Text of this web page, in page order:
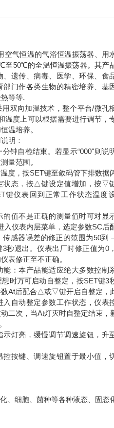
空气恒温的气浴恒温振荡器、用
至50℃的全温恒温振荡器。其产
、遗传、病毒、医学、环保、食
部门作各类生物的精密培养、基
等等.
双向加温技术，整个平台/微孔
温度上可以根据需要进行调节，
温培养。
明：
自检结束。若显示“000"则说
量范围。
，按SET键至敛码管下排数据
状态，按△键设定值增加，按▽
键仪表回到正常工作状态温度
不是正确的测量值时可对显
入仪表内层菜单，选定参数SC
感器误差的修正的范围为50到
秒退出。仪表出厂时修正值为0
表修正至不正确。
本产品能适应绝大多数控制
时万可启动自整定，按SET键3
数At后配合△或▽键开启自整定，
入自动整定参数工作状态，仪表
二次，当At灯灭时自整定结束，
亮，缓慢调节调速旋钮，升
键、调速旋钮置于最小值，
、细胞、菌种等各种液态、固态